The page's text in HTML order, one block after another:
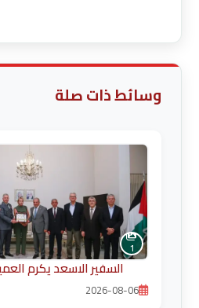
وسائط ذات صلة
1
السفير الاسعد يكرم
2026-08-06